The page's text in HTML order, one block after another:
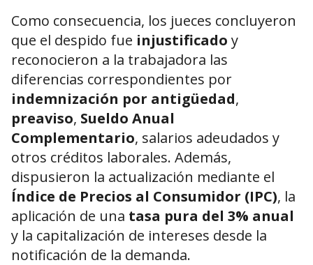
Como consecuencia, los jueces concluyeron
que el despido fue injustificado y
reconocieron a la trabajadora las
diferencias correspondientes por
indemnización por antigüedad,
preaviso, Sueldo Anual
Complementario, salarios adeudados y
otros créditos laborales. Además,
dispusieron la actualización mediante el
Índice de Precios al Consumidor (IPC), la
aplicación de una tasa pura del 3% anual
y la capitalización de intereses desde la
notificación de la demanda.